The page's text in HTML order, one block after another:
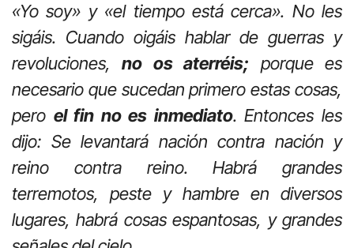
«Yo soy» y «el tiempo está cerca». No les
sigáis. Cuando oigáis hablar de guerras y
revoluciones,no os aterréis; porque es
necesario que sucedan primero estas cosas,
pero el fin no es inmediato. Entonces les
dijo: Se levantará nación contra nación y
reino contra reino. Habrá grandes
terremotos, peste y hambre en diversos
lugares, habrá cosas espantosas, y grandes